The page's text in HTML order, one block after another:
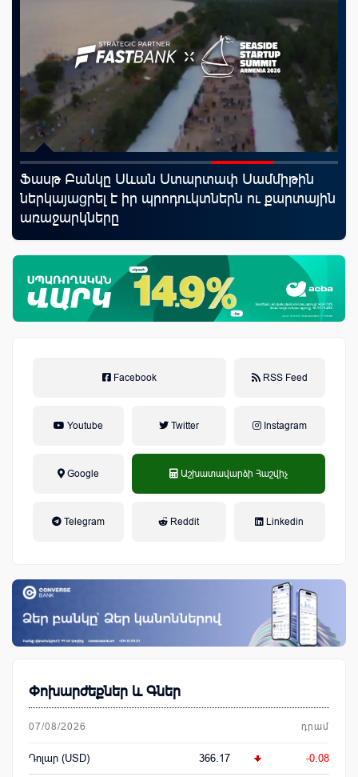
Ֆասթ Բանկը Սևան Ստարտափ Սամմիթին
ներկայացրել է իր պրոդուկտներն ու քարտային
առաջարկները
Facebook RSS Feed
Youtube Twitter Instagram
Google Աշխատավարձի Հաշվիչ
Telegram Reddit Linkedin
Փոխարժեքներ և Գներ
07/08/2026 դրամ
Դոլար (USD) 366.17 -0.08